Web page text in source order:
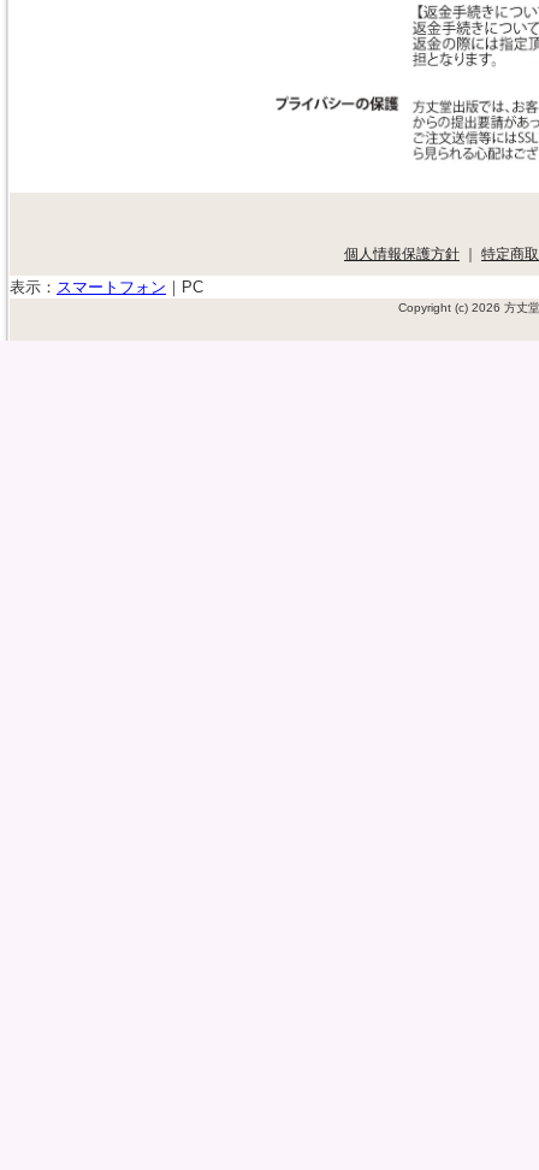
個人情報保護方針 ｜ 特定商
表示： スマートフォン ｜ PC
Copyright (c) 2026 方丈